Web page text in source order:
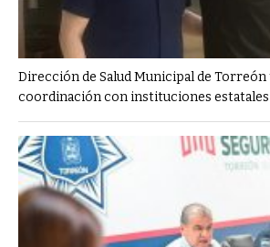
Dirección de Salud Municipal de Torreón
coordinación con instituciones estatales